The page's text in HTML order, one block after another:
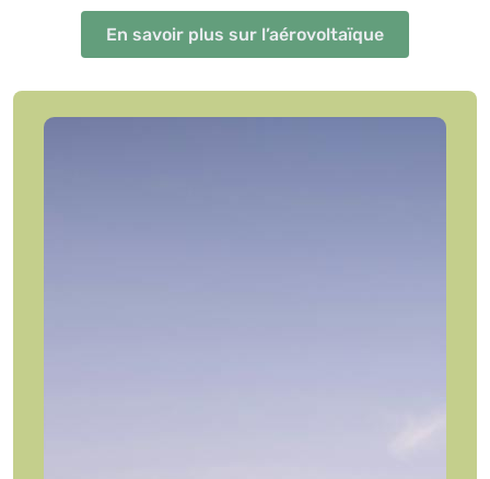
En savoir plus sur l’aérovoltaïque